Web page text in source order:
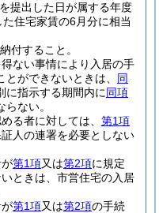
提出した日が属する年度
住宅家賃の6月分に相当
付すること。
ない事情により入居の手
ができないときは、 同
に指示する期間内に同項
ない。
る者に対しては、 第1項
人の連署を必要としない
第1項又は第2項に規定
ときは、市営住宅の入居
第1項又は第2項の手続